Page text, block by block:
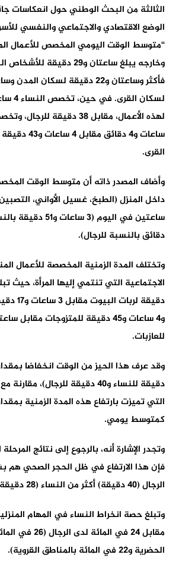
الوضع الاقتصادي والاجتماعي والنفسي
“متوسط الوقت اليومي المخصص للأعمال
ساعات و4 دقائق
القرى.
وأضاف المصدر ذاته أن متوسط الوقت
داخل المنزل (الطبخ، غسيل الأواني،
دقائق بالنسبة للرجال).
وتختلف المدة الزمنية المخصصة للأعمال
دقيقة
للعازبات.
دقيقة للنساء و40 دقيقة للرجال)،
كمتوسط يومي.
وتجدر الإشارة أنه، بالرجوع إلى نتائج
فإن هذا الارتفاع في ظل الحجر الصحي
الرجال (40 دقيقة) أكثر من النساء (28 دقيقة).
مقابل 24 في المائة
الحضرية و22 في المائة بالمناطق القروية).